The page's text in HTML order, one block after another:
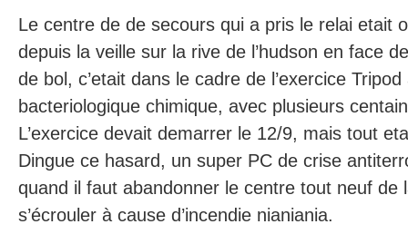
Le centre de de secours qui a pris le relai etait
depuis la veille sur la rive de l’hudson en face
de bol, c’etait dans le cadre de l’exercice
bacteriologique chimique, avec plusieurs
L’exercice devait demarrer le 12/9, mais tout
Dingue ce hasard, un super PC de crise
quand il faut abandonner le centre tout neuf de
s’écrouler à cause d’incendie nianiania.